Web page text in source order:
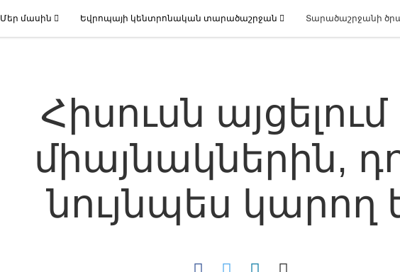
Մեր մասին Եվրոպայի կենտրոնական տարածաշրջան Տարածաշրջանի
Հիսուսն այցելում
միայնակներին,
նույնպես կարող